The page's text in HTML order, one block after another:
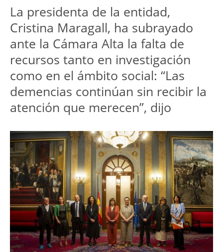
La presidenta de la entidad,
Cristina Maragall, ha subrayado
ante la Cámara Alta la falta de
recursos tanto en investigación
como en el ámbito social: “Las
demencias continúan sin recibir la
atención que merecen”, dijo